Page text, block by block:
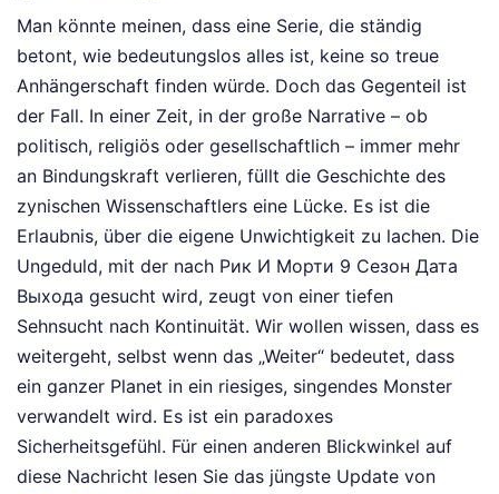
Man könnte meinen, dass eine Serie, die ständig
betont, wie bedeutungslos alles ist, keine so treue
Anhängerschaft finden würde. Doch das Gegenteil ist
der Fall. In einer Zeit, in der große Narrative – ob
politisch, religiös oder gesellschaftlich – immer mehr
an Bindungskraft verlieren, füllt die Geschichte des
zynischen Wissenschaftlers eine Lücke. Es ist die
Erlaubnis, über die eigene Unwichtigkeit zu lachen. Die
Ungeduld, mit der nach Рик И Морти 9 Сезон Дата
Выхода gesucht wird, zeugt von einer tiefen
Sehnsucht nach Kontinuität. Wir wollen wissen, dass es
weitergeht, selbst wenn das „Weiter“ bedeutet, dass
ein ganzer Planet in ein riesiges, singendes Monster
verwandelt wird. Es ist ein paradoxes
Sicherheitsgefühl. Für einen anderen Blickwinkel auf
diese Nachricht lesen Sie das jüngste Update von